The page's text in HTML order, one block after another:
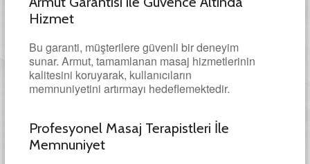
Hizmet
Bu garanti, müşterilere güvenli bir deneyim
sunar. Armut, tamamlanan masaj hizmetlerinin
kalitesini koruyarak, kullanıcıların
memnuniyetini artırmayı hedeflemektedir.
Profesyonel Masaj Terapistleri İle
Memnuniyet